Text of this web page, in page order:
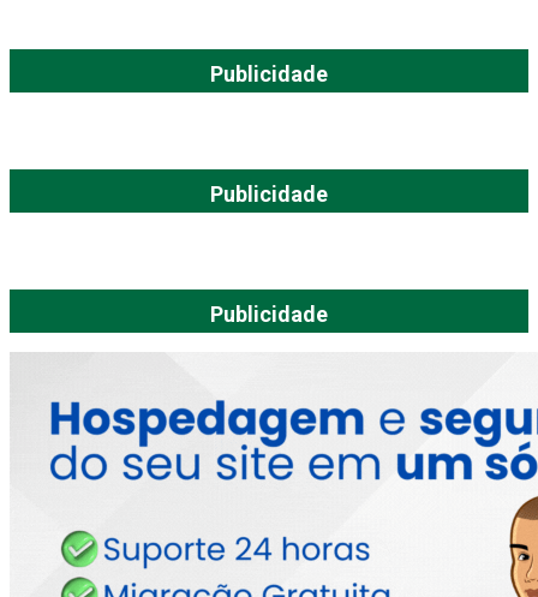
Publicidade
Publicidade
Publicidade